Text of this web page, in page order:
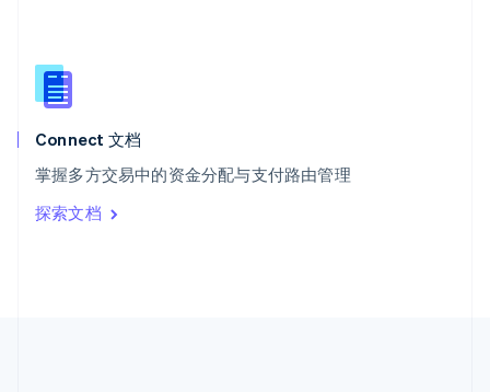
Connect 文档
掌握多方交易中的资金分配与支付路由管理
探索文档
新西兰
English
匈牙利
English
ItalianoEnglish
印度
English